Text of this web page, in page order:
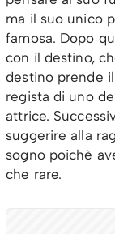
ma il suo unico
famosa. Dopo
con il destino,
destino prende
regista di uno
attrice.
suggerire alla
sogno poichè
che rare.